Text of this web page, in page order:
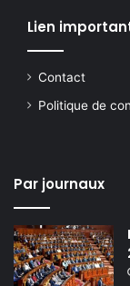
Lien
Contact
Politique de
Par journaux